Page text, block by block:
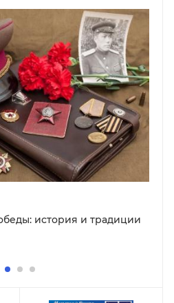
история и традиции